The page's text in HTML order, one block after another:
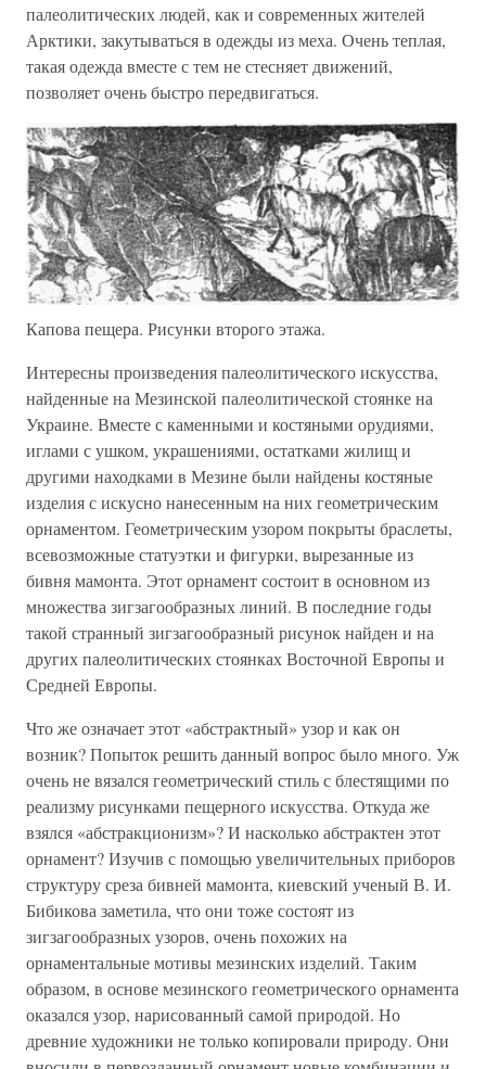
палеолитических людей, как и современных жителей
Арктики, закутываться в одежды из меха. Очень теплая,
такая одежда вместе с тем не стесняет движений,
позволяет очень быстро передвигаться.
Капова пещера. Рисунки второго этажа.
Интересны произведения палеолитического искусства,
найденные на Мезинской палеолитической стоянке на
Украине. Вместе с каменными и костяными орудиями,
иглами с ушком, украшениями, остатками жилищ и
другими находками в Мезине были найдены костяные
изделия с искусно нанесенным на них геометрическим
орнаментом. Геометрическим узором покрыты браслеты,
всевозможные статуэтки и фигурки, вырезанные из
бивня мамонта. Этот орнамент состоит в основном из
множества зигзагообразных линий. В последние годы
такой странный зигзагообразный рисунок найден и на
других палеолитических стоянках Восточной Европы и
Средней Европы.
Что же означает этот «абстрактный» узор и как он
возник? Попыток решить данный вопрос было много. Уж
очень не вязался геометрический стиль с блестящими по
реализму рисунками пещерного искусства. Откуда же
взялся «абстракционизм»? И насколько абстрактен этот
орнамент? Изучив с помощью увеличительных приборов
структуру среза бивней мамонта, киевский ученый В. И.
Бибикова заметила, что они тоже состоят из
зигзагообразных узоров, очень похожих на
орнаментальные мотивы мезинских изделий. Таким
образом, в основе мезинского геометрического орнамента
оказался узор, нарисованный самой природой. Но
древние художники не только копировали природу. Они